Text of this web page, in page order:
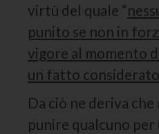
virtù del quale “
punito se non in
vigore al momento
un fatto considerato
Da ciò ne deriva
punire qualcuno